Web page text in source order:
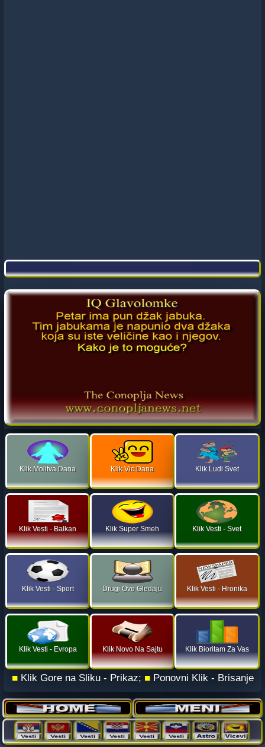
Klik Molitva Dana Klik Vic Dana Klik Ludi Svet
Klik Vesti - Balkan Klik Super Smeh Klik Vesti - Svet
Klik Vesti - Sport Drugi Ovo Gledaju Klik Vesti - Hronika
Klik Vesti - Evropa Klik Novo Na Sajtu Klik Bioritam Za Vas
■ Klik Gore na Sliku - Prikaz; ■ Ponovni Klik - Brisanje